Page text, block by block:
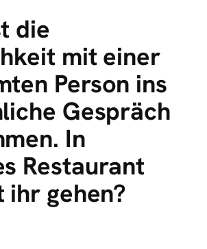
die
mit einer
Person ins
Gespräch
In
Restaurant
gehen?